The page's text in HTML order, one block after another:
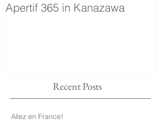
Apertif 365 in Kanazawa
Recent Posts
Allez en France!